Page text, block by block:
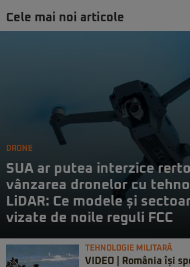
Cele mai noi articole
DRONE
SUA ar putea interzice
vânzarea dronelor cu
LiDAR: Ce modele și
vizate de noile reguli FCC
TEHNOLOGIE MILITARĂ
VIDEO | România își